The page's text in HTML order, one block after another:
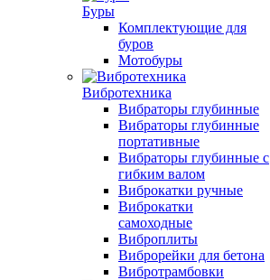
Буры
Комплектующие для
буров
Мотобуры
Вибротехника
Вибраторы глубинные
Вибраторы глубинные
портативные
Вибраторы глубинные с
гибким валом
Виброкатки ручные
Виброкатки
самоходные
Виброплиты
Виброрейки для бетона
Вибротрамбовки